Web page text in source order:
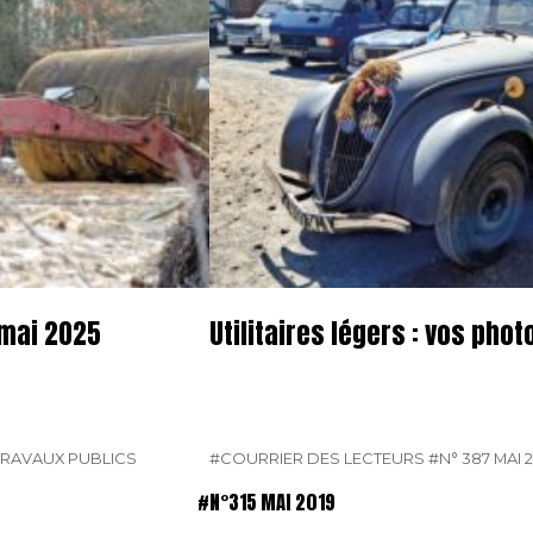
2025
PUBLICS
Utilitaires légers : vos
#COURRIER DES LECTEURS #N° 387 MAI
#N°315 MAI 2019